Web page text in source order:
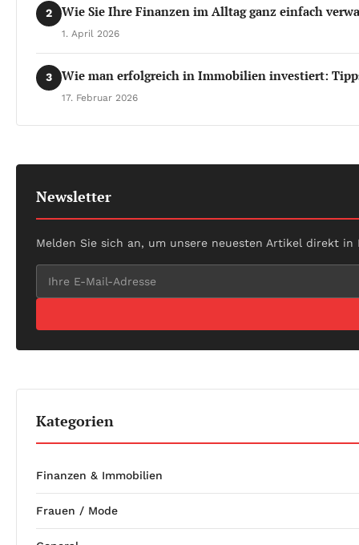
2 Wie Sie Ihre Finanzen im Alltag ganz einfach
1. April 2026
3 Wie man erfolgreich in Immobilien investiert:
17. Februar 2026
Newsletter
Melden Sie sich an, um unsere neuesten Artikel direkt
Kategorien
Finanzen & Immobilien
Frauen / Mode